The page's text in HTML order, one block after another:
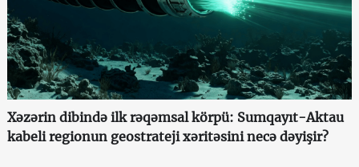
Xəzərin dibində ilk rəqəmsal körpü: Sumqayıt-Aktau
kabeli regionun geostrateji xəritəsini necə dəyişir?